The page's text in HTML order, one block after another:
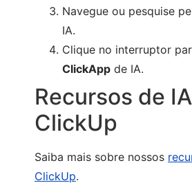
Navegue ou pesquise
IA.
Clique no interruptor
ClickApp de IA.
Recursos de
ClickUp
Saiba mais sobre nossos
ClickUp.